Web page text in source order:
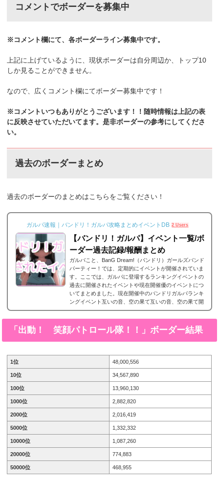
コメントでボーダーを募集中
※コメント欄にて、各ボーダーライン募集中です。
上記に上げているように、現状ボーダーは自分周辺か、トップ10
しか見ることができません。
なので、広くコメント欄にてボーダー募集中です！
※コメントいつもありがとうございます！！随時情報は上記の表
に反映させていただいてます。是非ボーダーの参考にしてくださ
い。
過去のボーダーまとめ
過去のボーダーのまとめはこちらをご覧ください！
ガルパ速報｜バンドリ！ガルパ攻略まとめイベントDB 2 Users
【バンドリ！ガルパ】イベント一覧/ボ
ーダー過去記録/報酬まとめ
ガルパこと、BanG Dream!（バンドリ）ガールズバンド
パーティー！では、定期的にイベントが開催されていま
す。ここでは、ガルパに登場するランキングイベントの
過去に開催されたイベントや現在開催優のイベントにつ
いてまとめました。現在開催中のバンドリガルパランキ
ングイベント互いの音、空の果て互いの音、空の果て開
催期間2023年10月31日15時 ～ 11月7日20時59分攻略情
報 イベント情報まとめ報酬キャラ羽沢つぐみ 星3［2人
の想い］上原ひまり 星2［不安に揺れる瞳］過去のバン
ドリガルパランキングイベント一覧エフォート・イン...
「出動！ 笑顔パトロール隊！！」ボーダー結果
1位 48,000,556
10位 34,567,890
100位 13,960,130
1000位 2,882,820
2000位 2,016,419
5000位 1,332,332
10000位 1,087,260
20000位 774,883
50000位 468,955